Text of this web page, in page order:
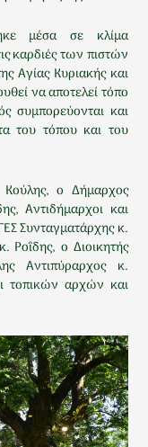
μέσα σε κλίμα
καρδιές των πιστών
Αγίας Κυριακής και
να αποτελεί τόπο
συμπορεύονται και
του τόπου και του
ο Δήμαρχος
Αντιδήμαρχοι και
Συνταγματάρχης κ.
Ροΐδης, ο Διοικητής
Αντιπύραρχος κ.
τοπικών αρχών και